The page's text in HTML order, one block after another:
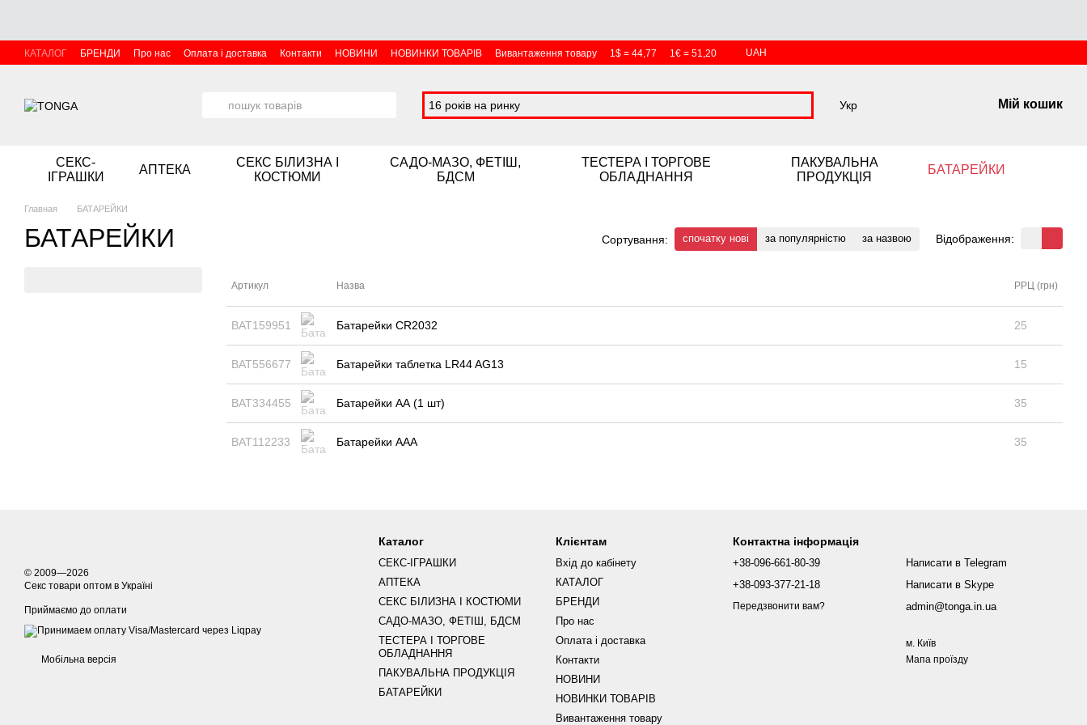
КАТАЛОГ БРЕНДИ Про нас Оплата і доставка Контакти НОВИНИ НОВИНКИ ТОВАРІВ Вивантаження товару 1$ = 44,77 1€ = 51,20 UAH
16 років на ринку Укр Мій кошик
СЕКС-
ІГРАШКИ
АПТЕКА
СЕКС БІЛИЗНА І
КОСТЮМИ
САДО-МАЗО, ФЕТІШ,
БДСМ
ТЕСТЕРА І ТОРГОВЕ
ОБЛАДНАННЯ
ПАКУВАЛЬНА
ПРОДУКЦІЯ
БАТАРЕЙКИ
Главная БАТАРЕЙКИ
БАТАРЕЙКИ Сортування: спочатку нові за популярністю за назвою Відображення:
Артикул Назва РРЦ (грн)
BAT159951 Батарейки СR2032 25
BAT556677 Батарейки таблетка LR44 AG13 15
BAT334455 Батарейки АА (1 шт) 35
BAT112233 Батарейки ААА 35
© 2009—2026
Секс товари оптом в Україні
Приймаємо до оплати
Мобільна версія
Каталог
СЕКС-ІГРАШКИ
АПТЕКА
СЕКС БІЛИЗНА І КОСТЮМИ
САДО-МАЗО, ФЕТІШ, БДСМ
ТЕСТЕРА І ТОРГОВЕ
ОБЛАДНАННЯ
ПАКУВАЛЬНА ПРОДУКЦІЯ
БАТАРЕЙКИ
Клієнтам
Вхід до кабінету
КАТАЛОГ
БРЕНДИ
Про нас
Оплата і доставка
Контакти
НОВИНИ
НОВИНКИ ТОВАРІВ
Вивантаження товару
Контактна інформація
+38-096-661-80-39
+38-093-377-21-18
Передзвонити вам?
Написати в Telegram
Написати в Skype
admin@tonga.in.ua
м. Київ
Мапа проїзду